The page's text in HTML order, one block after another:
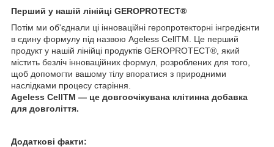
Перший у нашій лінійці GEROPROTECT®
Потім ми об'єднали ці інноваційні геропротекторні інгредієнти
в єдину формулу під назвою Ageless CellTM. Це перший
продукт у нашій лінійці продуктів GEROPROTECT®, який
містить безліч інноваційних формул, розроблених для того,
щоб допомогти вашому тілу впоратися з природними
наслідками процесу старіння.
Ageless CellTM — це довгоочікувана клітинна добавка
для довголіття.
Додаткові факти: